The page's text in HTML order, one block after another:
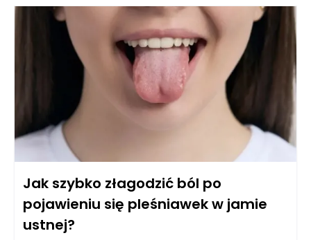
przeprowadzone procesy windykacyjne mogą doprowadzić
do zaostrzenia konfliktów z najemcami oraz poważnych
problemów prawnych. Kluczowe jest zrozumienie
potencjalnych pułapek, w jakie można wpaść, aby skutecznie
zarządzać nieruchomościami oraz minimalizować ryzyko
nieściągalnych należności.
Jak szybko złagodzić ból po
pojawieniu się pleśniawek w jamie
ustnej?